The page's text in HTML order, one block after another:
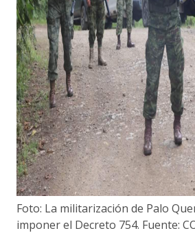
Foto: La militarización de Palo
imponer el Decreto 754. Fuente: